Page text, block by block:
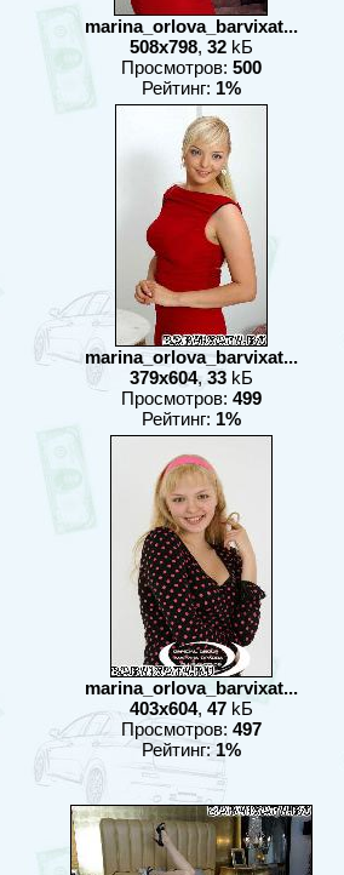
marina_orlova_barvixat...
508x798, 32kБ
Просмотров: 500
Рейтинг: 1%
marina_orlova_barvixat...
379x604, 33kБ
Просмотров: 499
Рейтинг: 1%
marina_orlova_barvixat...
403x604, 47kБ
Просмотров: 497
Рейтинг:1%